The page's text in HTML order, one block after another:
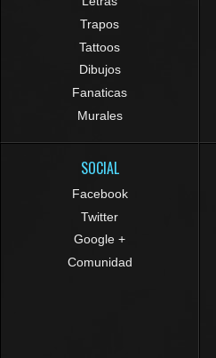
Trapos
Tattoos
Dibujos
Fanaticas
Murales
SOCIAL
Facebook
Twitter
Google +
Comunidad